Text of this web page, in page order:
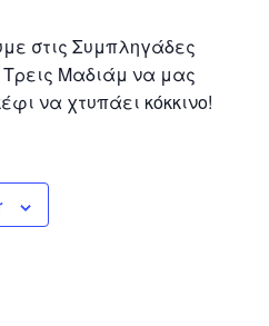
στις Συμπληγάδες
Τρεις Μαδιάμ να μας
να χτυπάει κόκκινο!